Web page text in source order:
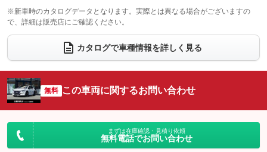
：装備なし ：装備あり
ウォークスルー
：装備なし
電動リアゲート フロントカメラ
：装備なし
：装備なし ：装備なし
サイドカメラ
：装備なし ルーフレール
：装備なし
：装備なし
：装備なし
※新車時のカタログデータとなります。実際とは異なる場合がございますの
で、詳細は販売店にご確認ください。
カタログで車種情報を詳しく見る
無料 この車両に関するお問い合わせ
まずは在庫確認・見積り依頼
無料電話でお問い合わせ